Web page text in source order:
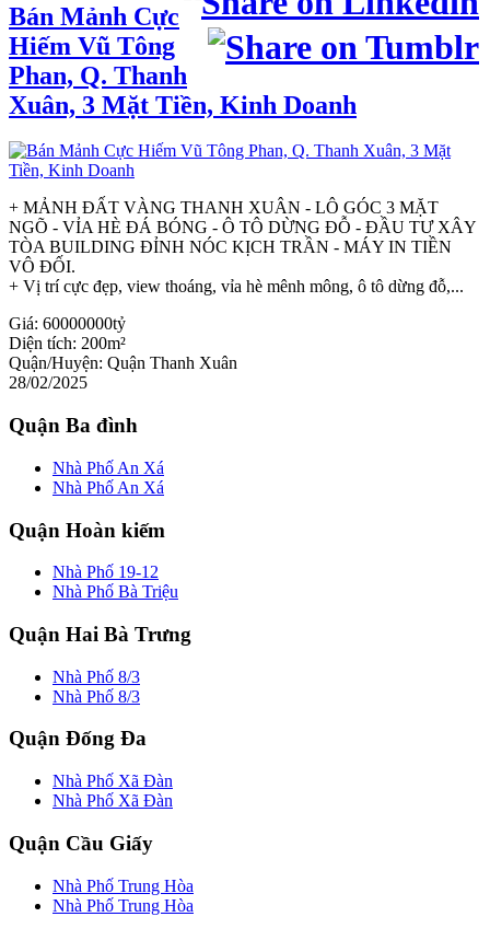
Bán Mảnh Cực
Hiếm Vũ Tông
Phan, Q. Thanh
Xuân, 3 Mặt Tiền, Kinh Doanh
+ MẢNH ĐẤT VÀNG THANH XUÂN - LÔ GÓC 3 MẶT
NGÕ - VỈA HÈ ĐÁ BÓNG - Ô TÔ DỪNG ĐỖ - ĐẦU TƯ XÂY
TÒA BUILDING ĐỈNH NÓC KỊCH TRẦN - MÁY IN TIỀN
VÔ ĐỐI.
+ Vị trí cực đẹp, view thoáng, vỉa hè mênh mông, ô tô dừng đỗ,...
Giá: 60000000tỷ
Diện tích: 200m²
Quận/Huyện: Quận Thanh Xuân
28/02/2025
Quận Ba đình
Nhà Phố An Xá
Nhà Phố An Xá
Quận Hoàn kiếm
Nhà Phố 19-12
Nhà Phố Bà Triệu
Quận Hai Bà Trưng
Nhà Phố 8/3
Nhà Phố 8/3
Quận Đống Đa
Nhà Phố Xã Đàn
Nhà Phố Xã Đàn
Quận Cầu Giấy
Nhà Phố Trung Hòa
Nhà Phố Trung Hòa